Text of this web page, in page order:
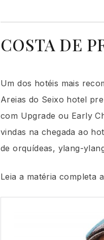
COSTA DE
Um dos hotéis mais
Areias do Seixo hotel
com Upgrade ou Early
vindas na chegada ao
de orquídeas, ylang-
Leia a matéria completa